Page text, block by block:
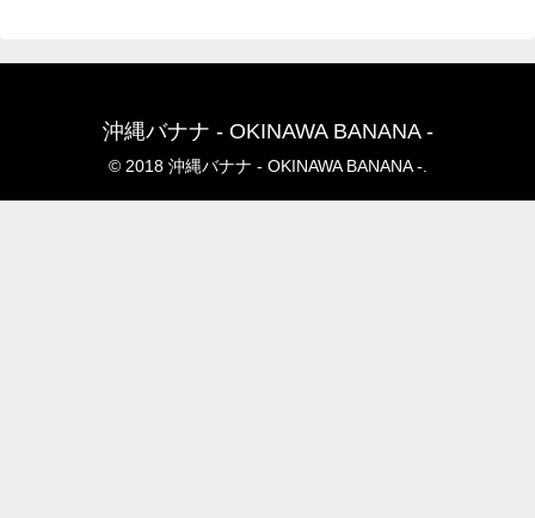
沖縄バナナ - OKINAWA BANANA -
© 2018 沖縄バナナ - OKINAWA BANANA -.